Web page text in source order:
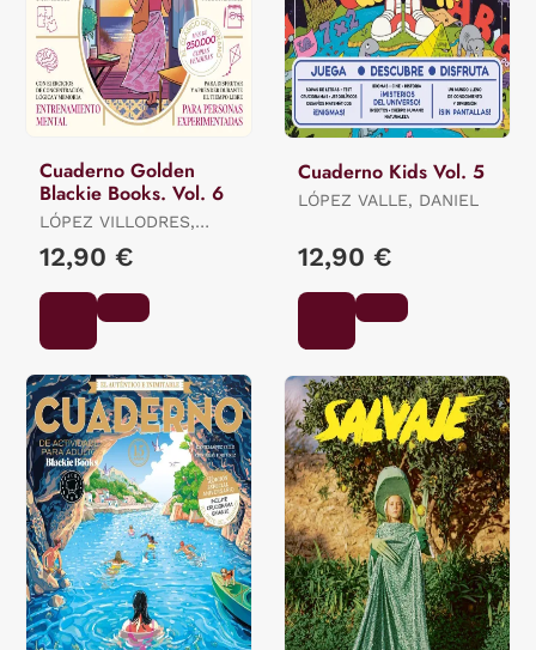
Cuaderno Golden
Blackie Books. Vol. 6
LÓPEZ VILLODRES,
12,90 €
Cuaderno Kids Vol. 5
LÓPEZ VALLE, DANIEL
12,90 €